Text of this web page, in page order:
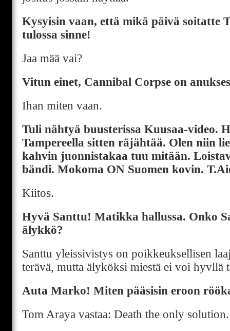
Kysyisin vaan, että mikä päivä soitatte
tulossa sinne!
Jaa mää vai?
Vitun einet, Cannibal Corpse on
Ihan miten vaan.
Tuli nähtyä buusterissa Kuusaa-video.
Tampereella sitten räjähtää. Olen niin
kahvin juonnistakaa tuu mitään.
bändi. Mokoma ON Suomen kovin.
Kiitos.
Hyvä Santtu! Matikka hallussa. Onko
älykkö?
Santtu yleissivistys on poikkeuksellisen
terävä, mutta älyköksi miestä ei voi hyvllä
Auta Marko! Miten pääsisin eroon
Tom Araya vastaa: Death the only solution.